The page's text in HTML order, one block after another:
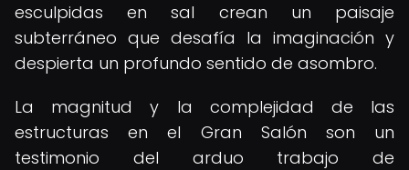
esculpidas en sal crean un paisaje
subterráneo que desafía la imaginación y
despierta un profundo sentido de asombro.
La magnitud y la complejidad de las
estructuras en el Gran Salón son un
testimonio del arduo trabajo de